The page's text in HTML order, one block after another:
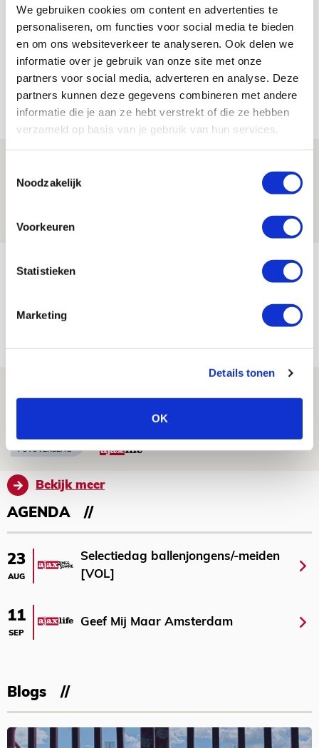
We gebruiken cookies om content en advertenties te
personaliseren, om functies voor social media te bieden
en om ons websiteverkeer te analyseren. Ook delen we
informatie over je gebruik van onze site met onze
partners voor social media, adverteren en analyse. Deze
partners kunnen deze gegevens combineren met andere
informatie die je aan ze hebt verstrekt of die ze hebben
verzameld op basis van je gebruik van hun services.
Noodzakelijk
Voorkeuren
Statistieken
Marketing
Details tonen
OK
De Redactie
Bekijk alle berichten van De Redactie
Net binnen //
mijn hoofd spoken’
NIEUWS
Míchel geeft blessure-update en
aanwinsten
Europees treffen met Shelbourne
FOTOVERSLAG
Bekijk meer
AGENDA
23
AUG
Selectiedag ballenjongens/-meiden
[VOL]
11
SEP
Geef Mij Maar Amsterdam
Blogs